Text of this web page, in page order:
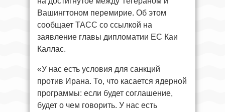
Вашингтоном перемирие. Об этом
сообщает ТАСС со ссылкой на
заявление главы дипломатии ЕС Каи
Каллас.
«У нас есть условия для санкций
против Ирана. То, что касается ядерной
программы: если будет соглашение,
будет о чем говорить. У нас есть